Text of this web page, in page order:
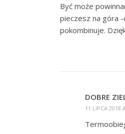
Być może
pieczesz na góra
pokombinuje.
DOBRE
11 LIPCA 2018